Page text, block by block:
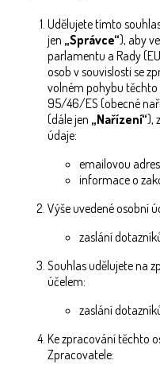
Udělujete tímto
jen „Správce“), aby
parlamentu a Rady
osob v souvislosti se
volném pohybu těchto
95/46/ES (obecné
(dále jen „Nařízení“),
údaje:
emailovou
informace o
Výše uvedené osobní
zaslání
Souhlas udělujete na
účelem:
zaslání
Ke zpracování těchto
Zpracovatele: